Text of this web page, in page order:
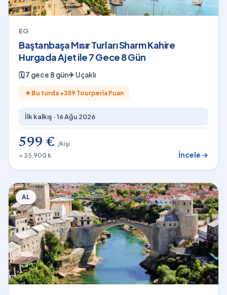
EG
Baştanbaşa Mısır Turları Sharm Kahire
Hurgada Ajet ile 7 Gece 8 Gün
🗓7 gece 8 gün✈Uçaklı
★ Bu turda +359 Tourperia Puan
İlk kalkış ·16 Ağu 2026
599 € /kişi
≈ 35.900 ₺
İncele →
AL